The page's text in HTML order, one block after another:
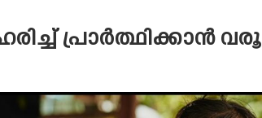
പ്രാർത്ഥിക്കാൻ വരൂ